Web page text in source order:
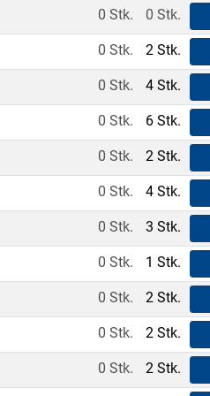
0 Stk. 0 Stk.
0 Stk. 2 Stk.
0 Stk. 4 Stk.
0 Stk. 6 Stk.
0 Stk. 2 Stk.
0 Stk. 4 Stk.
0 Stk. 3 Stk.
0 Stk. 1 Stk.
0 Stk. 2 Stk.
0 Stk. 2 Stk.
0 Stk. 2 Stk.